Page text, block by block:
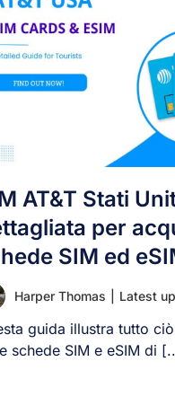
AT&T Stati
per
SIM ed
Harper Thomas Latest
guida illustra tutto
schede SIM e eSIM di